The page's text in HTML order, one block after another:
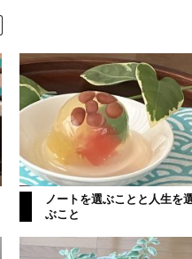
ノートを選ぶことと人生を
ぶこと